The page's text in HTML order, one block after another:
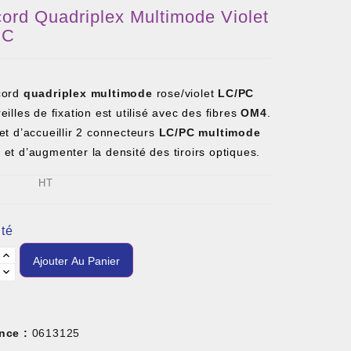
Quadriplex Multimode Violet
quadriplex multimode rose/violet LC/PC
de fixation est utilisé avec des fibresOM4
d’accueillir 2 connecteurs LC/PC multimode
et d’augmenter la densité des tiroirs optiques.
HT
Ajouter Au Panier
: 0613125